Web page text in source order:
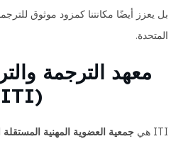
بل يعزز أيضًا مكانتنا كمزود موثوق
المتحدة.
معهد الترجمة
(ITI): ختم التميز
ITI هي
جمعية العضوية المهنية